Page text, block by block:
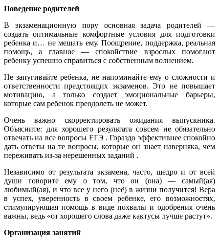
Поведение родителей
В экзаменационную пору основная задача родителей —
создать оптимальные комфортные условия для подготовки
ребенка и… не мешать ему. Поощрение, поддержка, реальная
помощь, а главное — спокойствие взрослых помогают
ребенку успешно справиться с собственным волнением.
Не запугивайте ребенка, не напоминайте ему о сложности и
ответственности предстоящих экзаменов. Это не повышает
мотивацию, а только создает эмоциональные барьеры,
которые сам ребенок преодолеть не может.
Очень важно скорректировать ожидания выпускника.
Объясните: для хорошего результата совсем не обязательно
отвечать на все вопросы ЕГЭ . Гораздо эффективнее спокойно
дать ответы на те вопросы, которые он знает наверняка, чем
переживать из-за нерешенных заданий .
Независимо от результата экзамена, часто, щедро и от всей
души говорите ему о том, что он (она) — самый(ая)
любимый(ая), и что все у него (неё) в жизни получится! Вера
в успех, уверенность в своем ребенке, его возможностях,
стимулирующая помощь в виде похвалы и одобрения очень
важны, ведь «от хорошего слова даже кактусы лучше растут».
Организация занятий